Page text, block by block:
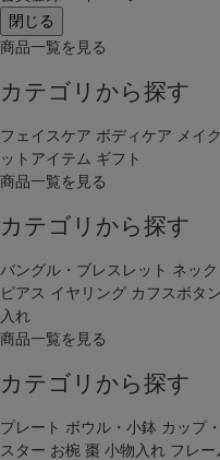
閉じる
商品一覧を見る
カテゴリから探す
フェイスケア ボディケア メイ
ットアイテム ギフト
商品一覧を見る
カテゴリから探す
バングル・ブレスレット ネッ
ピアス イヤリング カフスボタ
入れ
商品一覧を見る
カテゴリから探す
プレート ボウル・小鉢 カップ
スター お椀 棗 小物入れ フレー